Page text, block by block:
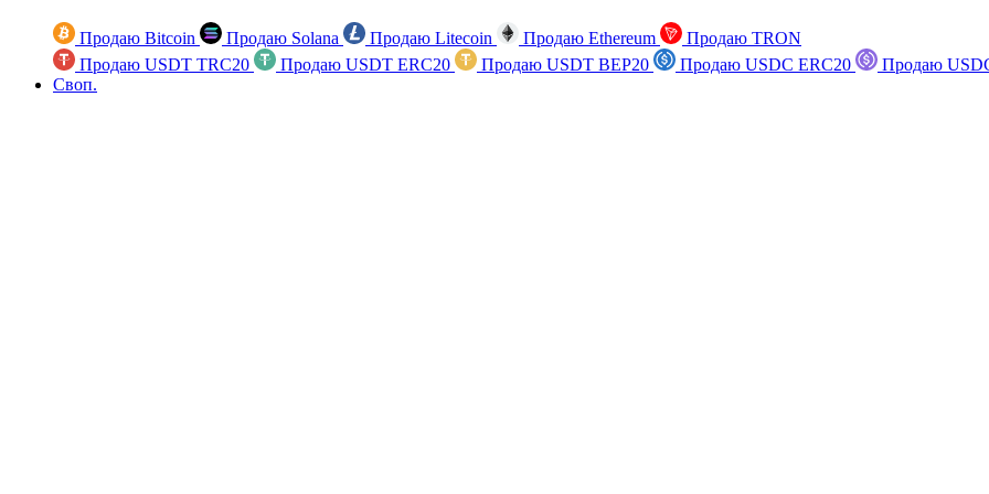
Продаю Bitcoin Продаю Solana Продаю Litecoin Продаю Ethereum
Продаю TRON
Продаю USDT TRC20
Продаю USDT ERC20 Продаю USDT BEP20 Продаю USDC ERC20
Продаю
Своп.